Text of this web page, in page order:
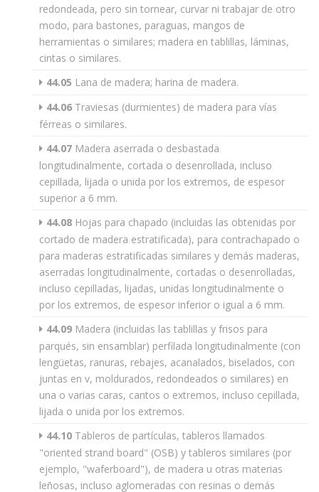
redondeada, pero sin tornear, curvar ni trabajar de otro
modo, para bastones, paraguas, mangos de
herramientas o similares; madera en tablillas, láminas,
cintas o similares.
44.05 Lana de madera; harina de madera.
44.06 Traviesas (durmientes) de madera para vías
férreas o similares.
44.07 Madera aserrada o desbastada
longitudinalmente, cortada o desenrollada, incluso
cepillada, lijada o unida por los extremos, de espesor
superior a 6 mm.
44.08 Hojas para chapado (incluidas las obtenidas por
cortado de madera estratificada), para contrachapado o
para maderas estratificadas similares y demás maderas,
aserradas longitudinalmente, cortadas o desenrolladas,
incluso cepilladas, lijadas, unidas longitudinalmente o
por los extremos, de espesor inferior o igual a 6 mm.
44.09 Madera (incluidas las tablillas y frisos para
parqués, sin ensamblar) perfilada longitudinalmente (con
lengüetas, ranuras, rebajes, acanalados, biselados, con
juntas en v, moldurados, redondeados o similares) en
una o varias caras, cantos o extremos, incluso cepillada,
lijada o unida por los extremos.
44.10 Tableros de partículas, tableros llamados
"oriented strand board" (OSB) y tableros similares (por
ejemplo, "waferboard"), de madera u otras materias
leñosas, incluso aglomeradas con resinas o demás